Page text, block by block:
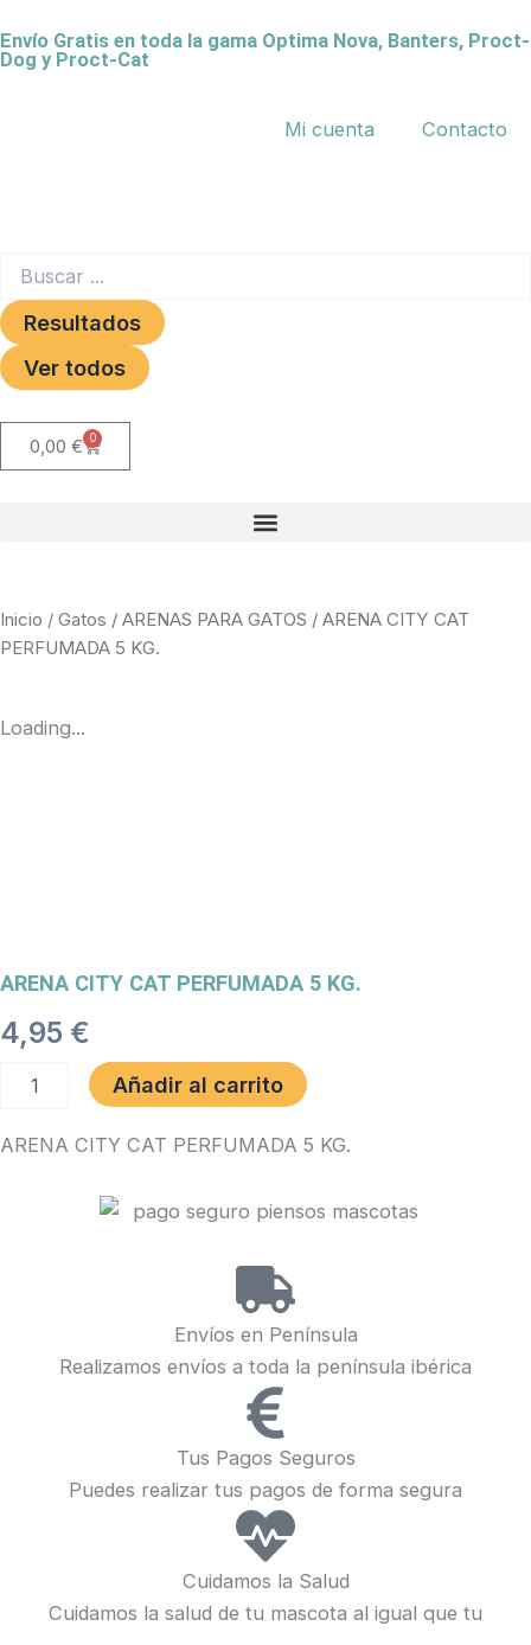
al
Envío Gratis en toda la gama Optima Nova, Banters, Proct-
Dog y Proct-Cat
Mi cuenta Contacto
Resultados
Ver todos
0,00 € 0
Carrito
Inicio / Gatos / ARENAS PARA GATOS / ARENA CITY CAT
PERFUMADA 5 KG.
Loading...
ARENA CITY CAT PERFUMADA 5 KG.
4,95 €
CITY
PERFUMADA
Añadir al carrito
ARENA CITY CAT PERFUMADA 5 KG.
Envíos en Península
Realizamos envíos a toda la península ibérica
Tus Pagos Seguros
Puedes realizar tus pagos de forma segura
Cuidamos la Salud
Cuidamos la salud de tu mascota al igual que tu